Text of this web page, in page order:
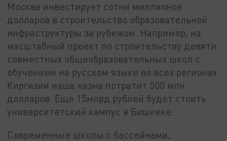
Москва инвестирует сотни миллионов
долларов в строительство образовательной
инфраструктуры за рубежом. Например, на
масштабный проект по строительству девяти
совместных общеобразовательных школ с
обучением на русском языке во всех регионах
Киргизии наша казна потратит 500 млн
долларов. Еще 15млрд рублей будет стоить
университетский кампус в Бишкеке.
Современные школы с бассейнами,